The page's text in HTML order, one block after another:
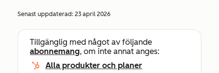
Senast uppdaterad: 23 april 2026
Tillgänglig med något av följande
abonnemang, om inte annat anges:
Alla produkter och planer